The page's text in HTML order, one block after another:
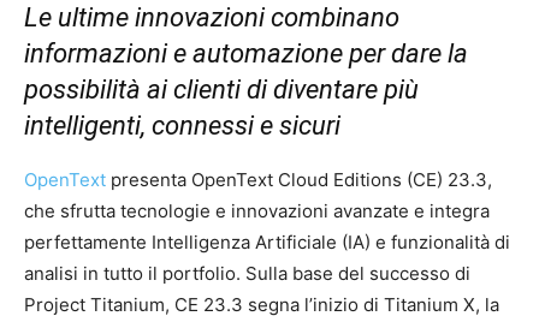
Le ultime innovazioni combinano
informazioni e automazione per dare la
possibilità ai clienti di diventare più
intelligenti, connessi e sicuri
OpenText presenta OpenText Cloud Editions (CE) 23.3,
che sfrutta tecnologie e innovazioni avanzate e integra
perfettamente Intelligenza Artificiale (IA) e funzionalità di
analisi in tutto il portfolio. Sulla base del successo di
Project Titanium, CE 23.3 segna l’inizio di Titanium X, la